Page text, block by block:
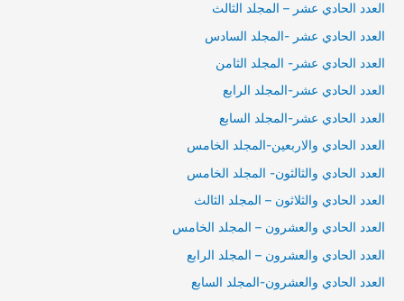
العدد الحادي عشر – المجلد الثالث
العدد الحادي عشر -المجلد السادس
العدد الحادي عشر- المجلد الثامن
العدد الحادي عشر-المجلد الرابع
العدد الحادي عشر-المجلد السابع
العدد الحادي والاربعين-المجلد الخامس
العدد الحادي والثالثون- المجلد الخامس
العدد الحادي والثلاثون – المجلد الثالث
العدد الحادي والعشرون – المجلد الخامس
العدد الحادي والعشرون – المجلد الرابع
العدد الحادي والعشرون-المجلد السابع